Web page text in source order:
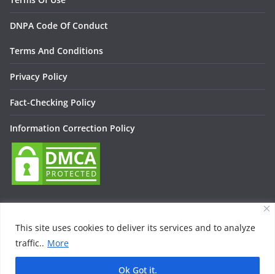
This site uses cookies to deliver its services and to analyze
traffic.. More
Ok Got it.
DNPA Code Of Conduct
Terms And Conditions
Privacy Policy
Fact-Checking Policy
Information Correction Policy
Copyright © 2026
Entertainment, Technology, Bollywood. All rights reserved.